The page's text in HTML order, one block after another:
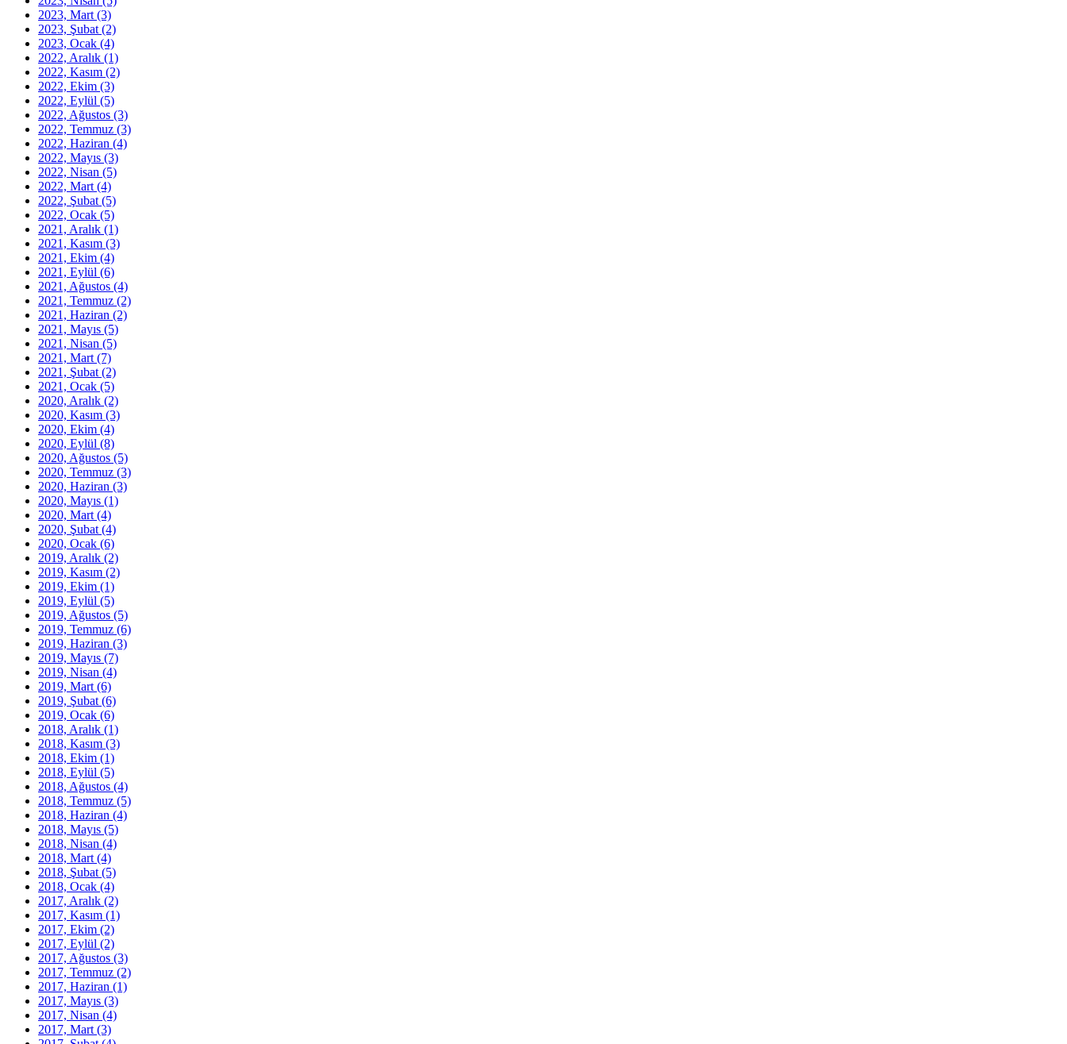
2023, Mart (3)
2023, Şubat (2)
2023, Ocak (4)
2022, Aralık (1)
2022, Kasım (2)
2022, Ekim (3)
2022, Eylül (5)
2022, Ağustos (3)
2022, Temmuz (3)
2022, Haziran (4)
2022, Mayıs (3)
2022, Nisan (5)
2022, Mart (4)
2022, Şubat (5)
2022, Ocak (5)
2021, Aralık (1)
2021, Kasım (3)
2021, Ekim (4)
2021, Eylül (6)
2021, Ağustos (4)
2021, Temmuz (2)
2021, Haziran (2)
2021, Mayıs (5)
2021, Nisan (5)
2021, Mart (7)
2021, Şubat (2)
2021, Ocak (5)
2020, Aralık (2)
2020, Kasım (3)
2020, Ekim (4)
2020, Eylül (8)
2020, Ağustos (5)
2020, Temmuz (3)
2020, Haziran (3)
2020, Mayıs (1)
2020, Mart (4)
2020, Şubat (4)
2020, Ocak (6)
2019, Aralık (2)
2019, Kasım (2)
2019, Ekim (1)
2019, Eylül (5)
2019, Ağustos (5)
2019, Temmuz (6)
2019, Haziran (3)
2019, Mayıs (7)
2019, Nisan (4)
2019, Mart (6)
2019, Şubat (6)
2019, Ocak (6)
2018, Aralık (1)
2018, Kasım (3)
2018, Ekim (1)
2018, Eylül (5)
2018, Ağustos (4)
2018, Temmuz (5)
2018, Haziran (4)
2018, Mayıs (5)
2018, Nisan (4)
2018, Mart (4)
2018, Şubat (5)
2018, Ocak (4)
2017, Aralık (2)
2017, Kasım (1)
2017, Ekim (2)
2017, Eylül (2)
2017, Ağustos (3)
2017, Temmuz (2)
2017, Haziran (1)
2017, Mayıs (3)
2017, Nisan (4)
2017, Mart (3)